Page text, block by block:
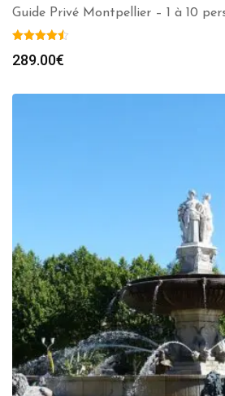
Guide Privé Montpellier – 1 à 10
289.00€